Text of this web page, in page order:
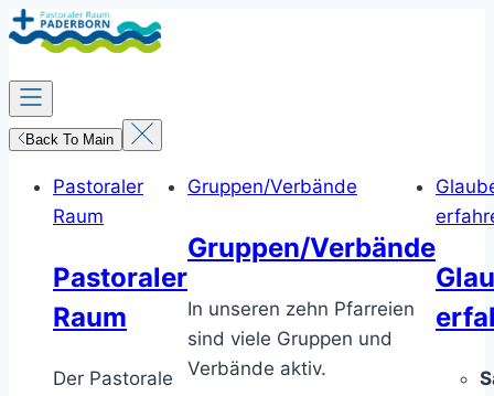
Zum
Inhalt
springen
Back To Main
Pastoraler
Raum
Pastoraler
Raum
Der Pastorale
Gruppen/Verbände
Gruppen/Verbände
In unseren zehn Pfarreien
sind viele Gruppen und
Verbände aktiv.